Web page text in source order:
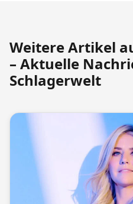
Weitere Artikel
– Aktuelle
Schlagerwelt